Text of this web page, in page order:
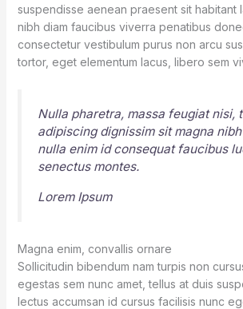
suspendisse aenean praesent sit habitant
nibh diam faucibus viverra penatibus
consectetur vestibulum purus non arcu
tortor, eget elementum lacus, libero sem
Nulla pharetra, massa feugiat nisi,
adipiscing dignissim sit magna
nulla enim id consequat faucibus
senectus montes.
Lorem Ipsum
Magna enim, convallis ornare
Sollicitudin bibendum nam turpis non
egestas sem nunc amet, tellus at duis
lectus accumsan id cursus facilisis nunc